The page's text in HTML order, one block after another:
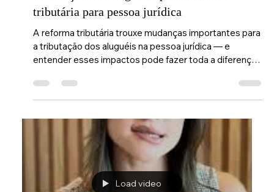
tributária para pessoa jurídica
A reforma tributária trouxe mudanças importantes para
a tributação dos aluguéis na pessoa jurídica — e
entender esses impactos pode fazer toda a diferença
Teixeira, advogada tributarista do Sergio Couto
Advogados Associados, explica os principais pontos
importantes para a tributação dos aluguéis na pessoa
jurídica — e entender esses impactos pode fazer toda
a diferença no
Load video